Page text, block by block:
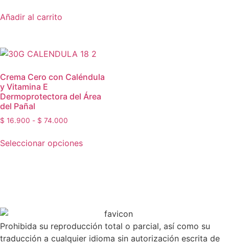
Añadir al carrito
Crema Cero con Caléndula
y Vitamina E
Dermoprotectora del Área
del Pañal
$ 16.900 - $ 74.000
Seleccionar opciones
Prohibida su reproducción total o parcial, así como su
traducción a cualquier idioma sin autorización escrita de